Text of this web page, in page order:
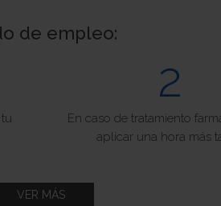
de empleo:
2
En caso de tratamiento
aplicar una hora más
VER MÁS